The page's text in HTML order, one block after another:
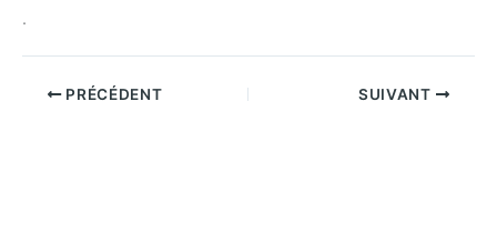
.
PRÉCÉDENT SUIVANT